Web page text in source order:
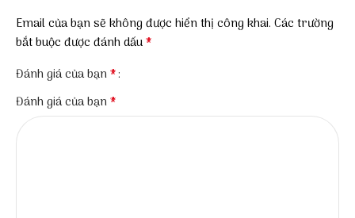
Email của bạn sẽ không được hiển thị công khai. Các trường
bắt buộc được đánh dấu*
Đánh giá của bạn*
Đánh giá của bạn*